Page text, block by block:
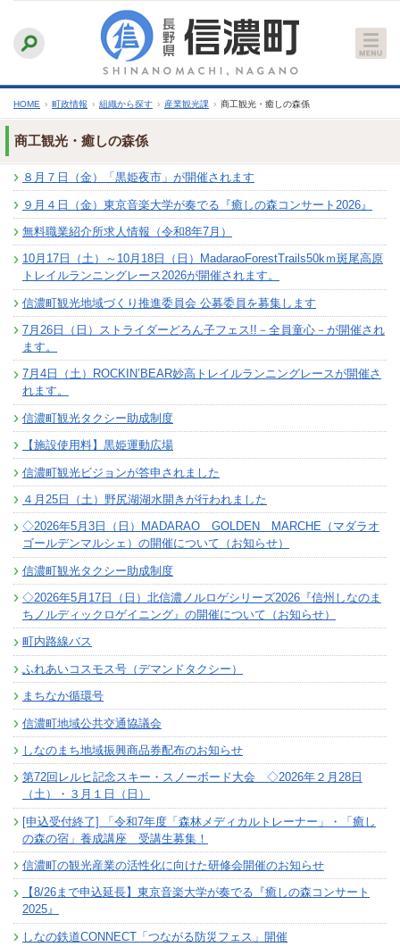
文
へ
ふりがなをつける
文字サイズ
縮小 標準 拡大
HOME › 町政情報 › 組織から探す › 産業観光課 › 商工観光・癒しの森係
商工観光・癒しの森係
８月７日（金）「黒姫夜市」が開催されます
９月４日（金）東京音楽大学が奏でる『癒しの森コンサート2026』
無料職業紹介所求人情報（令和8年7月）
10月17日（土）～10月18日（日）MadaraoForestTrails50kｍ斑尾高原
トレイルランニングレース2026が開催されます。
信濃町観光地域づくり推進委員会 公募委員を募集します
7月26日（日）ストライダーどろん子フェス!!－全員童心－が開催され
ます。
7月4日（土）ROCKIN’BEAR妙高トレイルランニングレースが開催さ
れます。
信濃町観光タクシー助成制度
【施設使用料】黒姫運動広場
信濃町観光ビジョンが答申されました
４月25日（土）野尻湖湖水開きが行われました
◇2026年5月3日（日）MADARAO GOLDEN MARCHE（マダラオ
ゴールデンマルシェ）の開催について（お知らせ）
信濃町観光タクシー助成制度
◇2026年5月17日（日）北信濃ノルロゲシリーズ2026『信州しなのま
ちノルディックロゲイニング』の開催について（お知らせ）
町内路線バス
ふれあいコスモス号（デマンドタクシー）
まちなか循環号
信濃町地域公共交通協議会
しなのまち地域振興商品券配布のお知らせ
第72回レルヒ記念スキー・スノーボード大会 ◇2026年２月28日
（土）・３月１日（日）
[申込受付終了] 「令和7年度「森林メディカルトレーナー」・「癒し
の森の宿」養成講座 受講生募集！
信濃町の観光産業の活性化に向けた研修会開催のお知らせ
【8/26まで申込延長】東京音楽大学が奏でる『癒しの森コンサート
2025』
しなの鉄道CONNECT「つながる防災フェス」開催